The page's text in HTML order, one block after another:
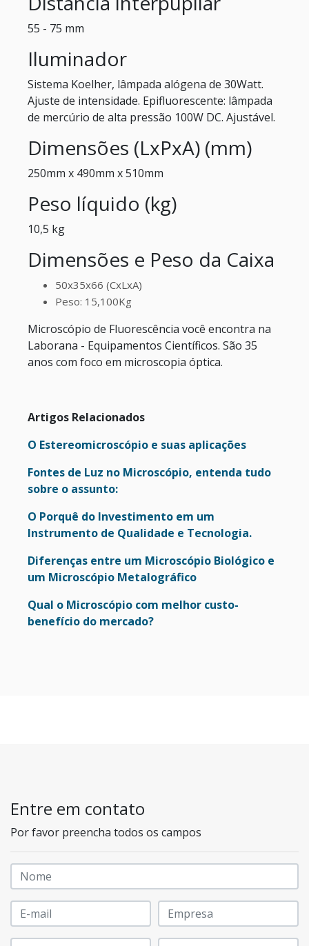
55 - 75 mm
Iluminador
Sistema Koelher, lâmpada alógena de 30Watt.
Ajuste de intensidade. Epifluorescente: lâmpada
de mercúrio de alta pressão 100W DC. Ajustável.
Dimensões (LxPxA) (mm)
250mm x 490mm x 510mm
Peso líquido (kg)
10,5 kg
Dimensões e Peso da Caixa
50x35x66 (CxLxA)
Peso: 15,100Kg
Microscópio de Fluorescência você encontra na
Laborana - Equipamentos Científicos. São 35
anos com foco em microscopia óptica.
Artigos Relacionados
O Estereomicroscópio e suas aplicações
Fontes de Luz no Microscópio, entenda tudo
sobre o assunto:
O Porquê do Investimento em um
Instrumento de Qualidade e Tecnologia.
Diferenças entre um Microscópio Biológico e
um Microscópio Metalográfico
Qual o Microscópio com melhor custo-
benefício do mercado?
Entre em contato
Por favor preencha todos os campos